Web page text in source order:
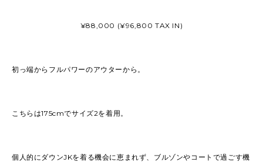
¥88,000 (¥96,800 TAX IN)
初っ端からフルパワーのアウターから。
こちらは175cmでサイズ2を着用。
個人的にダウンJKを着る機会に恵まれず、ブルゾンやコートで過ごす機